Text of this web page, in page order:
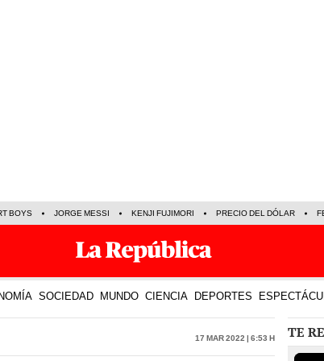
BOYS JORGE MESSI KENJI FUJIMORI PRECIO DEL DÓLAR
SOCIEDAD MUNDO CIENCIA DEPORTES
17 Mar 2022 | 6:53 h TE